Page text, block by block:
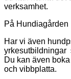
verksamhet.
På Hundiagården
Har vi även
yrkesutbildningar
Du kan även
och vibbplatta.